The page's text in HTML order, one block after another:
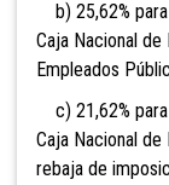
b) 25,62%
Caja Nacional
Empleados
c) 21,62%
Caja Nacional
rebaja de